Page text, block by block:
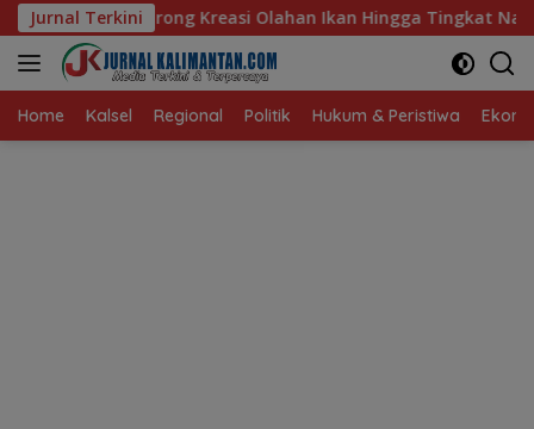
Langsung
ke
konten
Jurnal Terkini
Olahan Ikan Hingga Tingkat Nasional Pada Lomba Masak
Home Kalsel Regional Politik Hukum & Peristiwa